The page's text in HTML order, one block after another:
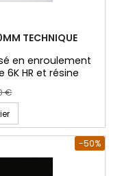
TECHNIQUE
en enroulement
HR et résine
modélisme et
€
-50%